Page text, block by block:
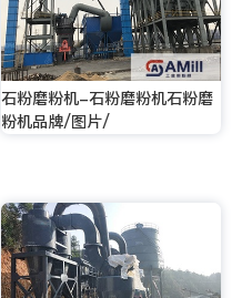
石粉磨粉机-石粉磨粉机石粉磨
粉机品牌/图片/